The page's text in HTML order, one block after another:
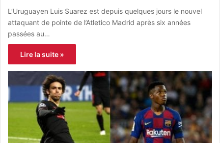
L’Uruguayen Luis Suarez est depuis quelques jours le nouvel
attaquant de pointe de l’Atletico Madrid après six années
passées au…
Lire la suite »